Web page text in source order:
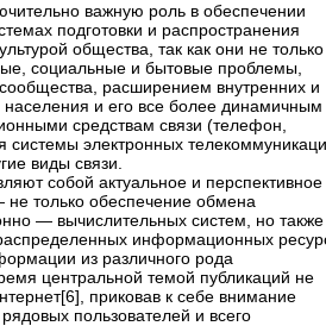
важную роль в обеспечении
подготовки и распространения
общества, так как они не только
социальные и бытовые проблемы,
расширением внутренних и
населения и его все более динамичным
средствам связи (телефон,
системы электронных
виды связи.
собой актуальное и перспективное
только обеспечение обмена
— вычислительных систем, но
информационных
из различного рода
центральной темой публикаций не
приковав к себе внимание
пользователей и всего